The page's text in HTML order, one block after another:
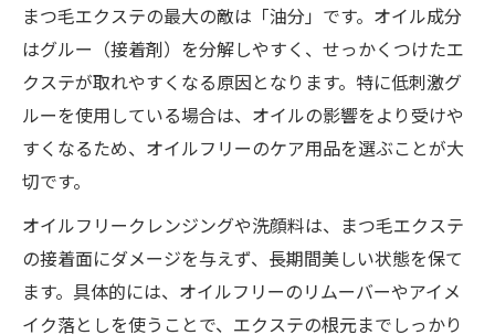
まつ毛エクステの最大の敵は「油分」です。オイル成分
はグルー（接着剤）を分解しやすく、せっかくつけたエ
クステが取れやすくなる原因となります。特に低刺激グ
ルーを使用している場合は、オイルの影響をより受けや
すくなるため、オイルフリーのケア用品を選ぶことが大
切です。
オイルフリークレンジングや洗顔料は、まつ毛エクステ
の接着面にダメージを与えず、長期間美しい状態を保て
ます。具体的には、オイルフリーのリムーバーやアイメ
イク落としを使うことで、エクステの根元までしっかり